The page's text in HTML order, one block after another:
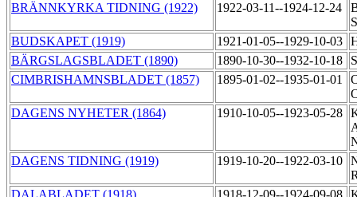
BRÄNNKYRKA TIDNING (1922)
1922-03-11--1924-12-24
BUDSKAPET (1919)
1921-01-05--1929-10-03
BÄRGSLAGSBLADET (1890)
1890-10-30--1932-10-18
CIMBRISHAMNSBLADET (1857)
1895-01-02--1935-01-01
DAGENS NYHETER (1864)
1910-10-05--1923-05-28
DAGENS TIDNING (1919)
1919-10-20--1922-03-10